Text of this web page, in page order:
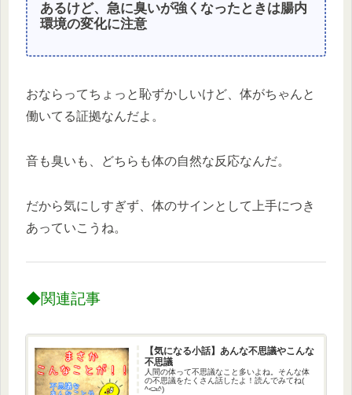
あるけど、急に臭いが強くなったときは腸内
環境の変化に注意
おならってちょっと恥ずかしいけど、体がちゃんと
働いてる証拠なんだよ。
音も臭いも、どちらも体の自然な反応なんだ。
だから気にしすぎず、体のサインとして上手につき
あっていこうね。
◆関連記事
【気になる小話】あんな不思議やこんな
不思議
人間の体って不思議なこと多いよね。そんな体
の不思議をたくさん話したよ！読んでみてね(
^˂̵˃̶^)